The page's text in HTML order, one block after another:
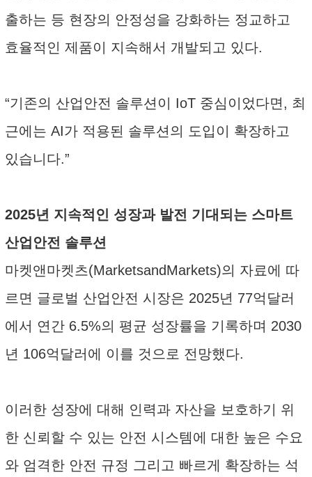
출하는 등 현장의 안정성을 강화하는 정교하고
효율적인 제품이 지속해서 개발되고 있다.
“기존의 산업안전 솔루션이 IoT 중심이었다면, 최
근에는 AI가 적용된 솔루션의 도입이 확장하고
있습니다.”
2025년 지속적인 성장과 발전 기대되는 스마트
산업안전 솔루션
마켓앤마켓츠(MarketsandMarkets)의 자료에 따
르면 글로벌 산업안전 시장은 2025년 77억달러
에서 연간 6.5%의 평균 성장률을 기록하며 2030
년 106억달러에 이를 것으로 전망했다.
이러한 성장에 대해 인력과 자산을 보호하기 위
한 신뢰할 수 있는 안전 시스템에 대한 높은 수요
와 엄격한 안전 규정 그리고 빠르게 확장하는 석